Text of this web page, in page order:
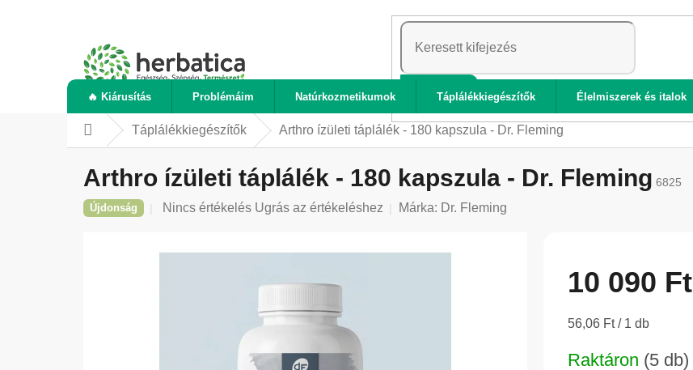
KERESÉS
🔥 Kiárusítás Problémáim Natúrkozmetikumok Táplálékkiegészítők Élelmiszerek és italok
KezdőlapTáplálékkiegészítők Arthro ízületi táplálék - 180 kapszula - Dr. Fleming
Arthro ízületi táplálék - 180 kapszula - Dr. Fleming 6825
Újdonság
A
Nincs értékelés Ugrás az értékeléshez Márka: Dr. Fleming
10 090 Ft
Egységár:
56,06 Ft / 1 db
Raktáron (5 db)